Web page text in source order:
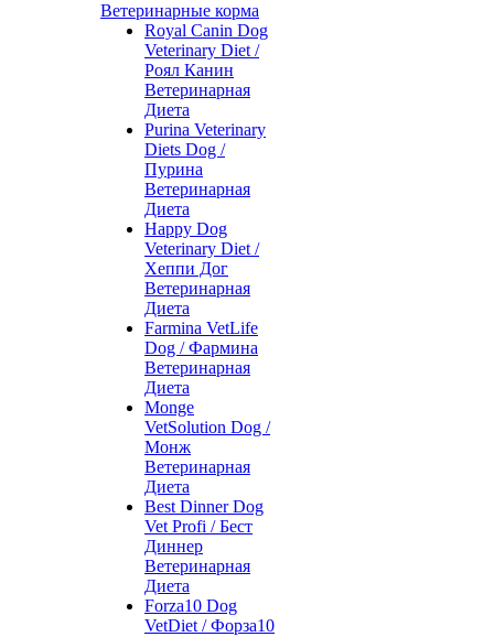
Ветеринарные корма
Royal Canin Dog
Veterinary Diet /
Роял Канин
Ветеринарная
Диета
Purina Veterinary
Diets Dog /
Пурина
Ветеринарная
Диета
Happy Dog
Veterinary Diet /
Хеппи Дог
Ветеринарная
Диета
Farmina VetLife
Dog / Фармина
Ветеринарная
Диета
Monge
VetSolution Dog /
Монж
Ветеринарная
Диета
Best Dinner Dog
Vet Profi / Бест
Диннер
Ветеринарная
Диета
Forza10 Dog
VetDiet / Форза10